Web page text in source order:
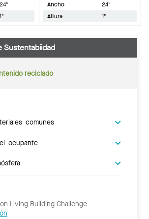
24"
1"
Ancho
24"
Altura
1"
Sustentabiidad
reciclado
comunes
ocupante
Living Building Challenge